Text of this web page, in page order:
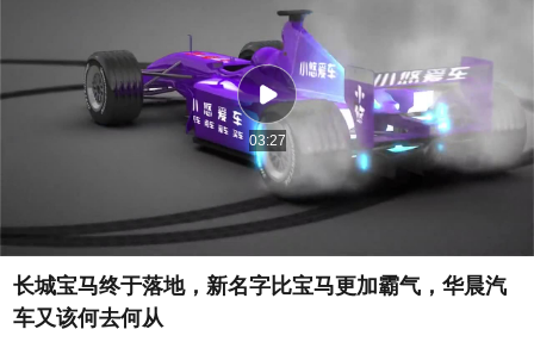
03:27
长城宝马终于落地，新名字比宝马更加霸气，华晨汽
车又该何去何从